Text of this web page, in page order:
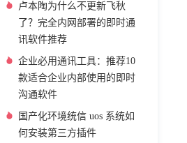
卢本陶为什么不更新飞秋
了？完全内网部署的即时通
讯软件推荐
企业必用通讯工具：推荐10
款适合企业内部使用的即时
沟通软件
国产化环境统信 uos 系统如
何安装第三方插件